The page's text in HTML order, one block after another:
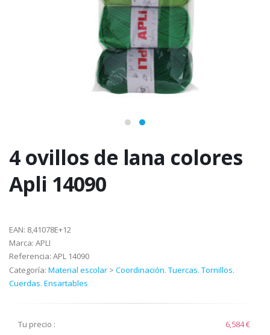
4 ovillos de lana colores
Apli 14090
EAN: 8,41078E+12
Marca: APLI
Referencia: APL 14090
Categoría: Material escolar > Coordinación. Tuercas. Tornillos.
Cuerdas. Ensartables
Tu precio : 6,584 €